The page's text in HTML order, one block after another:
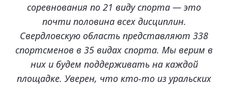
соревнования по 21 виду спорта — это
почти половина всех дисциплин.
Свердловскую область представляют 338
спортсменов в 35 видах спорта. Мы верим в
них и будем поддерживать на каждой
площадке. Уверен, что кто-то из уральских